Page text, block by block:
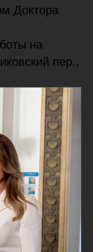
Доктора
на
пер.,
с ТК